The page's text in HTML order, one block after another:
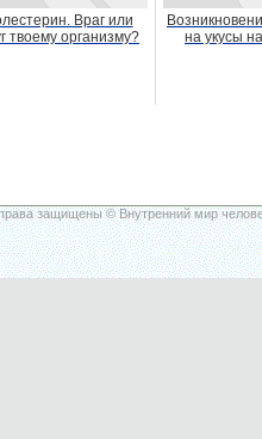
Враг или
твоему организму?
на укусы
защищены © Внутренний мир